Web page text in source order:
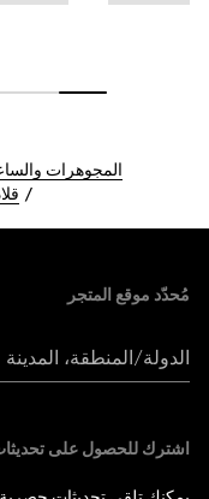
المجوهرات
مُحدّد موقع المتجر
الدولة/المنطقة، المدينة
اشترك للحصول على